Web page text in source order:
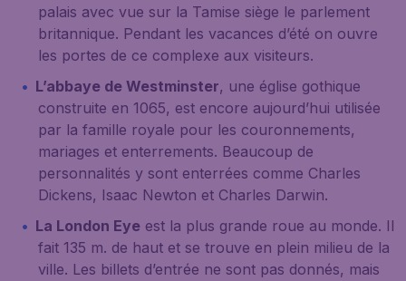
palais avec vue sur la Tamise siège le parlement
britannique. Pendant les vacances d’été on ouvre
les portes de ce complexe aux visiteurs.
L’abbaye de Westminster, une église gothique
construite en 1065, est encore aujourd’hui utilisée
par la famille royale pour les couronnements,
mariages et enterrements. Beaucoup de
personnalités y sont enterrées comme Charles
Dickens, Isaac Newton et Charles Darwin.
La London Eye est la plus grande roue au monde. Il
fait 135 m. de haut et se trouve en plein milieu de la
ville. Les billets d’entrée ne sont pas donnés, mais